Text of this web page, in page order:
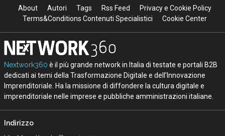
About Autori Tags Rss Feed
Privacy e Cookie Policy
Terms&Conditions Contenuti Specialistici
Cookie Center
Nextwork360 è il più grande network in Italia di testate e portali B2B
dedicati ai temi della Trasformazione Digitale e dell’Innovazione
Imprenditoriale. Ha la missione di diffondere la cultura digitale e
imprenditoriale nelle imprese e pubbliche amministrazioni italiane.
Indirizzo